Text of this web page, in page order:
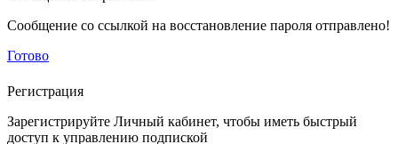
Сообщение со ссылкой на восстановление пароля отправлено!
Готово
Регистрация
Зарегистрируйте Личный кабинет, чтобы иметь быстрый
доступ к управлению подпиской